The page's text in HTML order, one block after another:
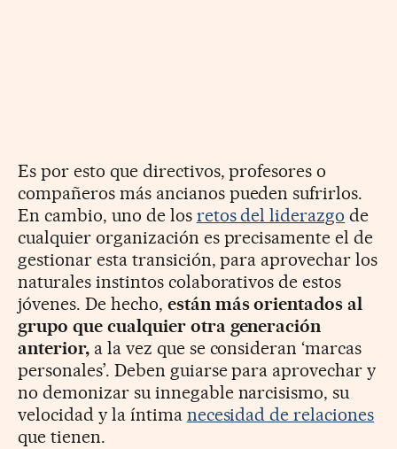
Es por esto que directivos, profesores o
compañeros más ancianos pueden sufrirlos.
En cambio, uno de los retos del liderazgo de
cualquier organización es precisamente el de
gestionar esta transición, para aprovechar los
naturales instintos colaborativos de estos
jóvenes. De hecho, están más orientados al
grupo que cualquier otra generación
anterior, a la vez que se consideran ‘marcas
personales’. Deben guiarse para aprovechar y
no demonizar su innegable narcisismo, su
velocidad y la íntima necesidad de relaciones
que tienen.